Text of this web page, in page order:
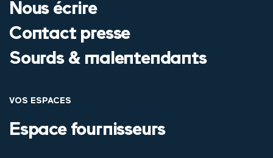
Nous écrire
Contact presse
Sourds & malentendants
VOS ESPACES
Espace fournisseurs